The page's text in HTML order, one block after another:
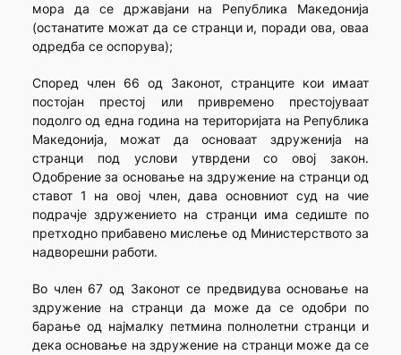
мора да се државјани на Република Македонија
(останатите можат да се странци и, поради ова, оваа
одредба се оспорува);
Според член 66 од Законот, странците кои имаат
постојан престој или привремено престојуваат
подолго од една година на територијата на Република
Македонија, можат да основаат здруженија на
странци под услови утврдени со овој закон.
Одобрение за основање на здружение на странци од
ставот 1 на овој член, дава основниот суд на чие
подрачје здружението на странци има седиште по
претходно прибавено мислење од Министерството за
надворешни работи.
Во член 67 од Законот се предвидува основање на
здружение на странци да може да се одобри по
барање од најмалку петмина полнолетни странци и
дека основање на здружение на странци може да се